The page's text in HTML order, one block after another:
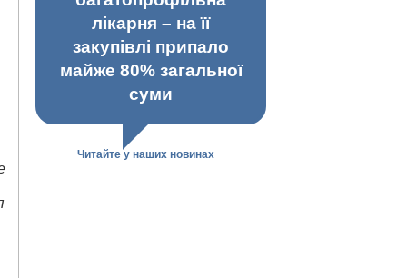
лікарня – на її
закупівлі припало
майже 80% загальної
суми
Читайте у наших новинах